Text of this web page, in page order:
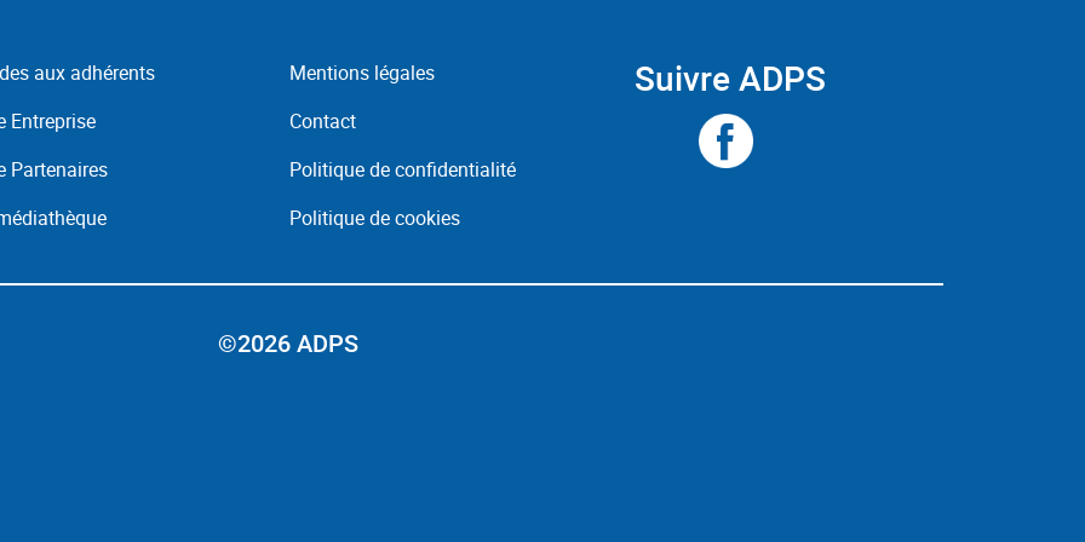
aux adhérents
Entreprise
Partenaires
Mentions légales
Contact
Politique de confidentialité
Politique de cookies
Suivre ADPS
©2026 ADPS